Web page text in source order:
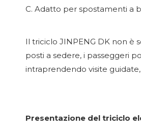
C. Adatto per spostamenti a
Il triciclo JINPENG DK non è
posti a sedere, i passeggeri
intraprendendo visite
Presentazione del triciclo